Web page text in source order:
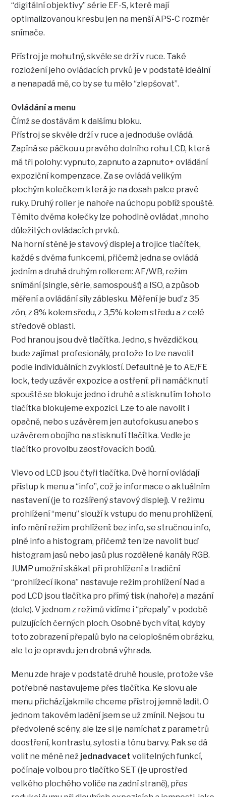
“digitální objektivy” série EF-S, které mají
optimalizovanou kresbu jen na menší APS-C rozměr
snímače.
Přístroj je mohutný, skvěle se drží v ruce. Také
rozložení jeho ovládacích prvků je v podstatě ideální
a nenapadá mě, co by se tu mělo “zlepšovat”.
Ovládání a menu
Čímž se dostávám k dalšímu bloku.
Přístroj se skvěle drží v ruce a jednoduše ovládá.
Zapíná se páčkou u pravého dolního rohu LCD, která
má tři polohy: vypnuto, zapnuto a zapnuto+ ovládání
expoziční kompenzace. Za se ovládá velikým
plochým kolečkem která je na dosah palce pravé
ruky. Druhý roller je nahoře na úchopu poblíž spouště.
Těmito dvěma kolečky lze pohodlně ovládat ,mnoho
důležitých ovládacích prvků.
Na horní stěně je stavový displej a trojice tlačítek,
každé s dvěma funkcemi, přičemž jedna se ovládá
jedním a druhá druhým rollerem: AF/WB, režim
snímání (single, série, samospoušť) a ISO, a způsob
měření a ovládání síly záblesku. Měření je buď z 35
zón, z 8% kolem sředu, z 3,5% kolem středu a z celé
středové oblasti.
Pod hranou jsou dvě tlačítka. Jedno, s hvězdičkou,
bude zajímat profesionály, protože to lze navolit
podle individuálních zvyklostí. Defaultně je to AE/FE
lock, tedy uzávěr expozice a ostření: při namáčknutí
spouště se blokuje jedno i druhé a stisknutím tohoto
tlačítka blokujeme expozici. Lze to ale navolit i
opačně, nebo s uzávěrem jen autofokusu anebo s
uzávěrem obojího na stisknutí tlačítka. Vedle je
tlačítko provolbu zaostřovacích bodů.
Vlevo od LCD jsou čtyři tlačítka. Dvě horní ovládají
přístup k menu a “info”, což je informace o aktuálním
nastavení (je to rozšířený stavový displej). V režimu
prohlížení “menu” slouží k vstupu do menu prohlížení,
info mění režim prohlížení: bez info, se stručnou info,
plné info a histogram, přičemž ten lze navolit buď
histogram jasů nebo jasů plus rozdělené kanály RGB.
JUMP umožní skákat při prohlížení a tradiční
“prohlížecí ikona” nastavuje režim prohlížení Nad a
pod LCD jsou tlačítka pro přímý tisk (nahoře) a mazání
(dole). V jednom z režimů vidíme i “přepaly” v podobě
pulzujících černých ploch. Osobně bych vítal, kdyby
toto zobrazení přepalů bylo na celoplošném obrázku,
ale to je opravdu jen drobná výhrada.
Menu zde hraje v podstatě druhé housle, protože vše
potřebné nastavujeme přes tlačítka. Ke slovu ale
menu přichází,jakmile chceme přístroj jemně ladit. O
jednom takovém ladění jsem se už zmínil. Nejsou tu
předvolené scény, ale lze si je namíchat z parametrů
doostření, kontrastu, sytosti a tónu barvy. Pak se dá
volit ne méně než jednadvacet volitelných funkcí,
počínaje volbou pro tlačítko SET (je uprostřed
velkého plochého voliče na zadní straně), přes